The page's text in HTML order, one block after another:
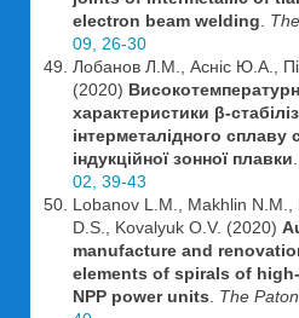
electron beam welding
09, 26-30
Лобанов Л.М., Асніс Ю.А.,
(2020)
характеристики β-
інтерметалідного сплаву
індукційної зонної плавки
02, 39-43
Lobanov L.M., Makhlin N.M.,
D.S., Kovalyuk O.V. (2020)
manufacture and
elements of spirals of
NPP power units
The